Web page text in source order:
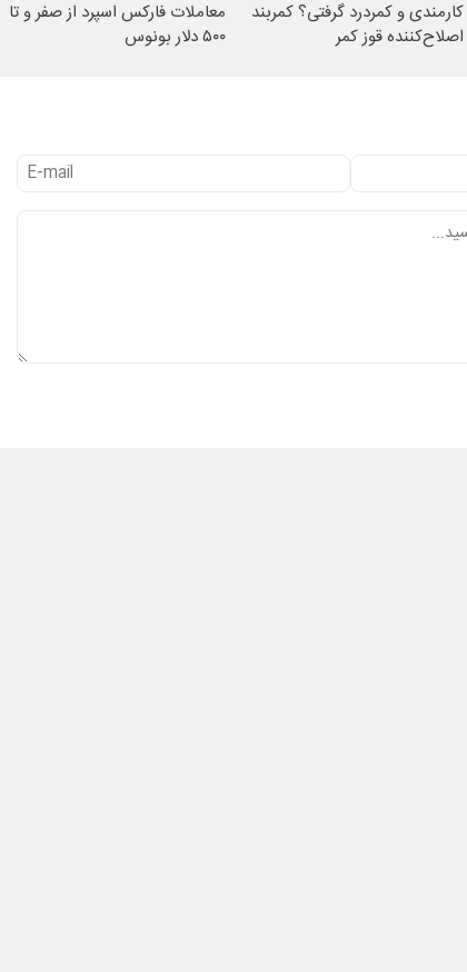
کارمندی و کمردرد گرفتی؟ کمربند
اصلاح‌کننده قوز کمر
معاملات فارکس اسپرد از صفر و تا
۵۰۰ دلار بونوس